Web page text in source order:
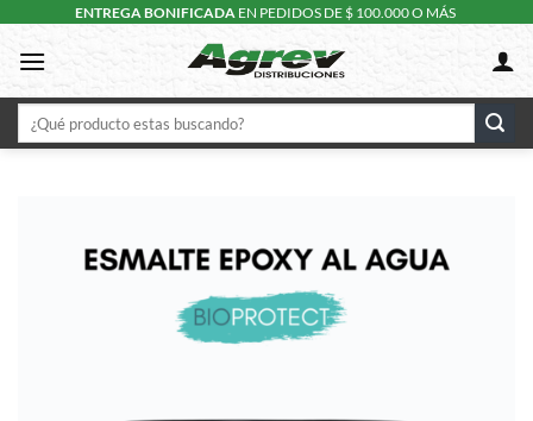
content
ENTREGA BONIFICADA EN PEDIDOS DE $ 100.000 O MÁS
Buscar
por: